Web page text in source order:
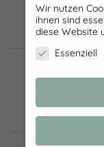
Wir nutzen
ihnen sind
diese Website
Essenziell